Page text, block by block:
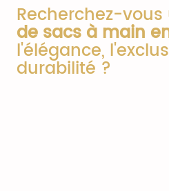
Recherchez-vous
de sacs à main
l'élégance,
durabilité ?